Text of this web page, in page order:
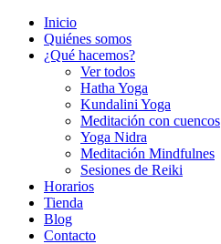
Inicio
Quiénes somos
¿Qué hacemos?
Ver todos
Hatha Yoga
Kundalini Yoga
Meditación con cuencos
Yoga Nidra
Meditación Mindfulnes
Sesiones de Reiki
Horarios
Tienda
Blog
Contacto